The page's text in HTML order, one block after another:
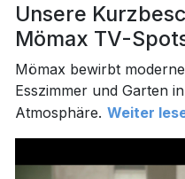
Unsere
Mömax TV-
Mömax bewirbt
Esszimmer und Garten
Atmosphäre. Weiter